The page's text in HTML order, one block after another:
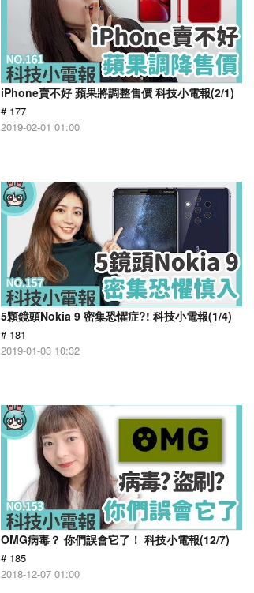
iPhone賣不好 蘋果將調整售價 科技小電報(2/1)
# 177
2019-02-01 01:00
5顆鏡頭Nokia 9 密集恐懼症?! 科技小電報(1/4)
# 181
2019-01-03 10:32
OMG病毒？ 你們誤會它了！ 科技小電報(12/7)
# 185
2018-12-07 01:00